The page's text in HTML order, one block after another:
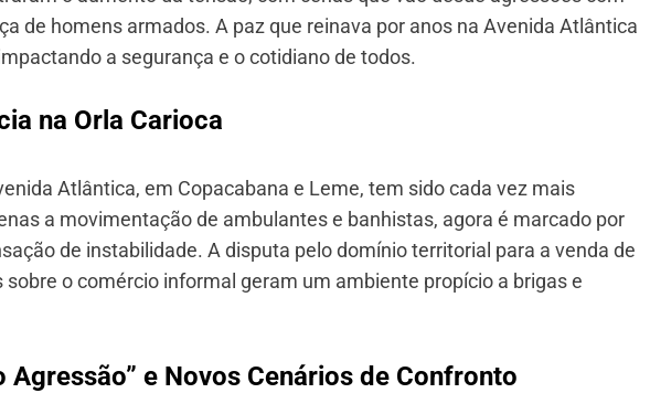
de homens armados. A paz que reinava por anos na Avenida Atlântica
a segurança e o cotidiano de todos.
na Orla Carioca
Atlântica, em Copacabana e Leme, tem sido cada vez mais
a movimentação de ambulantes e banhistas, agora é marcado por
de instabilidade. A disputa pelo domínio territorial para a venda de
sobre o comércio informal geram um ambiente propício a brigas e
Agressão” e Novos Cenários de Confronto